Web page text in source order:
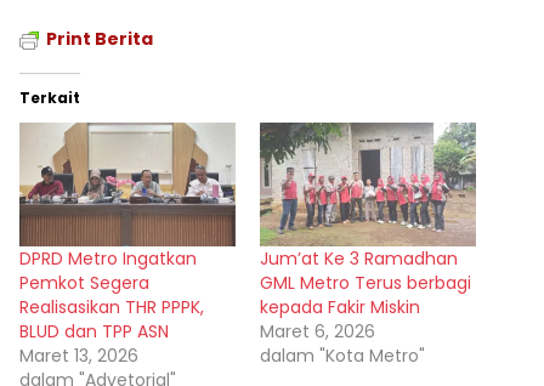
Print Berita
Terkait
DPRD Metro Ingatkan
Pemkot Segera
Realisasikan THR PPPK,
BLUD dan TPP ASN
Maret 13, 2026
dalam "Advetorial"
Jum’at Ke 3 Ramadhan
GML Metro Terus berbagi
kepada Fakir Miskin
Maret 6, 2026
dalam "Kota Metro"